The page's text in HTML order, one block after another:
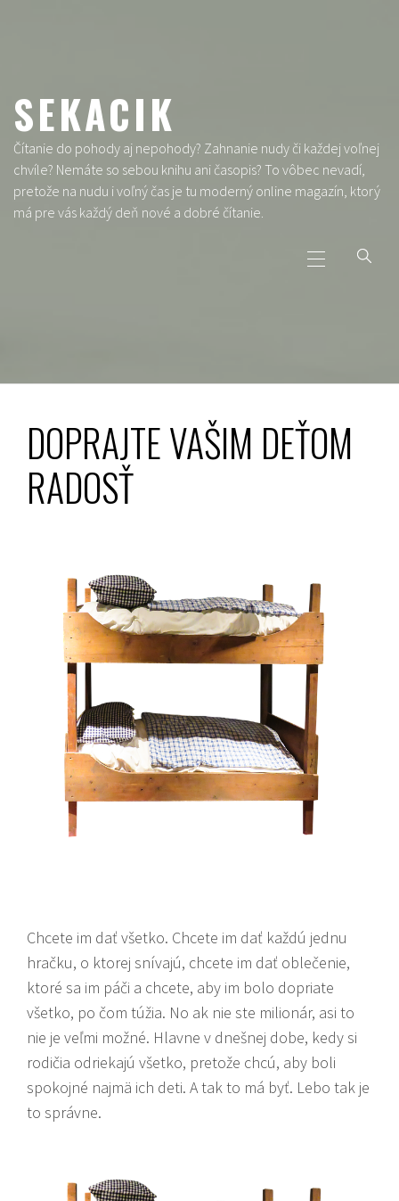
SEKACIK
Čítanie do pohody aj nepohody? Zahnanie nudy či každej voľnej
chvíle? Nemáte so sebou knihu ani časopis? To vôbec nevadí,
pretože na nudu i voľný čas je tu moderný online magazín, ktorý
má pre vás každý deň nové a dobré čítanie.
Menu
DOPRAJTE VAŠIM DEŤOM
RADOSŤ
Chcete im dať všetko. Chcete im dať každú jednu
hračku, o ktorej snívajú, chcete im dať oblečenie,
ktoré sa im páči a chcete, aby im bolo dopriate
všetko, po čom túžia. No ak nie ste milionár, asi to
nie je veľmi možné. Hlavne v dnešnej dobe, kedy si
rodičia odriekajú všetko, pretože chcú, aby boli
spokojné najmä ich deti. A tak to má byť. Lebo tak je
to správne.